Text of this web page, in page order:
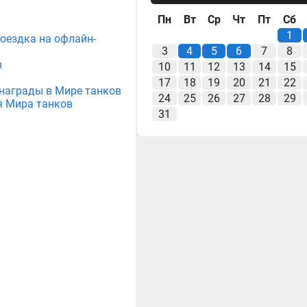
на офлайн-
в Мире танков
Мира танков
Пн Вт Ср Чт Пт
Сб
1
3
4 5 6 7
8
10
11 12 13 14
15
17
18 19 20 21
22
24
25 26 27 28
29
31